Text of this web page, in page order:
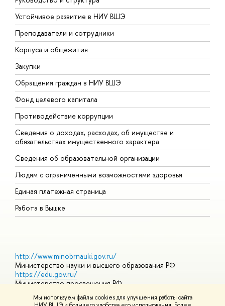
Мы используем файлы cookies для улучшения работы сайта
Устойчивое развитие в НИУ ВШЭ
Преподаватели и сотрудники
Корпуса и общежития
Закупки
Обращения граждан в НИУ ВШЭ
Фонд целевого капитала
Противодействие коррупции
Сведения о доходах, расходах, об имуществе и
обязательствах имущественного характера
Сведения об образовательной организации
Людям с ограниченными возможностями здоровья
Единая платежная страница
Работа в Вышке
http://www.minobrnauki.gov.ru/
Министерство науки и высшего образования РФ
https://edu.gov.ru/
Министерство просвещения РФ
https://elearning.hse.ru/mooc
Массовые открытые онлайн-курсы